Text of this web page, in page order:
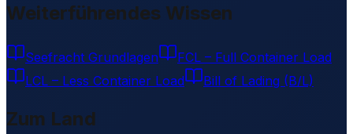
Weiterführendes Wissen
Seefracht Grundlagen
FCL – Full Container Load
LCL – Less Container Load
Bill of Lading (B/L)
Zum Land